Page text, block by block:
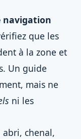
navigation
que les
à la zone et
Un guide
mais ne
ni les
chenal,